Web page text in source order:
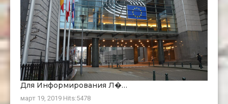
Для Информирования Л�…
март 19, 2019 Hits:5478